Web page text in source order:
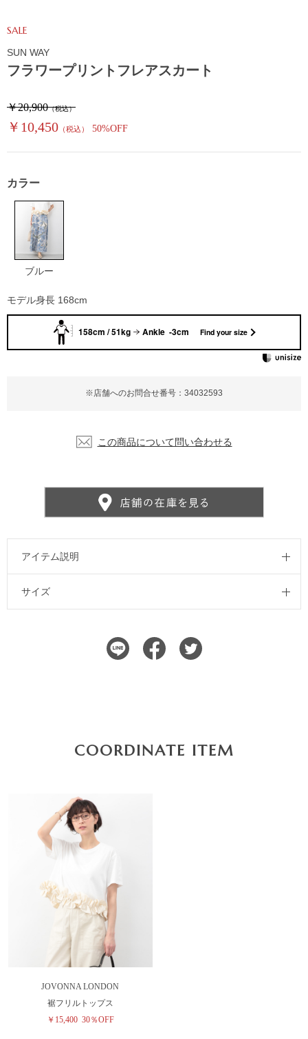
フラワープリントフレアスカート
SALE
￥20,900（税込）
￥10,450 （税込） 50%OFF
※店舗へのお問合せ番号：34032593
SUN WAY
カラー
ブルー
この商品について問い合わせる
モデル身長 168cm
アイテム説明
サイズ
158cm / 51kg Ankle -3cm Find your size
COORDINATE ITEM
JOVONNA LONDON
裾フリルトップス
￥15,400 30％OFF